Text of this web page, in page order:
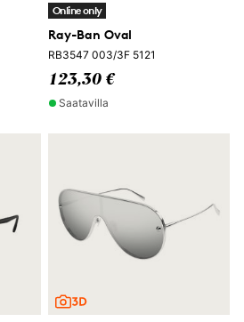
Online only
Ray-Ban Oval
RB3547 003/3F 5121
123,30 €
Saatavilla